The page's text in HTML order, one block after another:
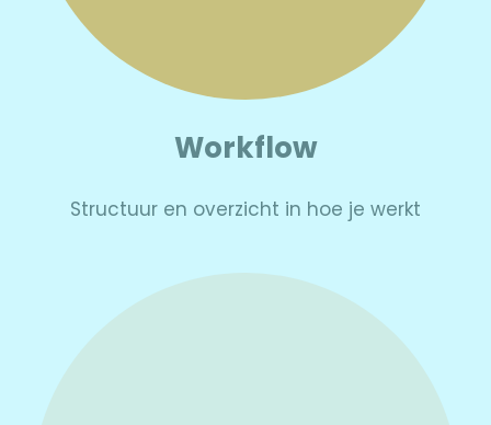
Workflow
Structuur en overzicht in hoe je werkt